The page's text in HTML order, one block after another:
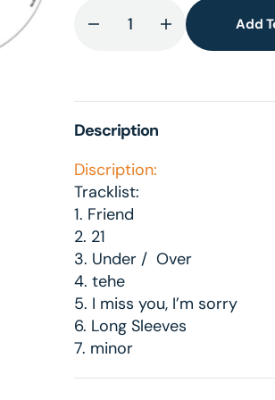
Decrease
Minor
Year
Anniversary)
-
CD
Increase
quantity
Minor
Add
Description
Discription:
Tracklist:
1. Friend
2. 21
3. Under / Over
4. tehe
5. I miss you, I’m sorry
6. Long Sleeves
7. minor